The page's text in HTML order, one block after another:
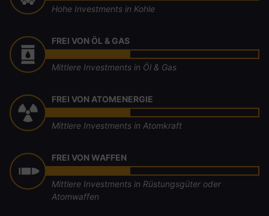
Hohe Investments in Kohle
FREI VON ÖL & GAS
Mittlere Investments in Öl & Gas
FREI VON ATOMENERGIE
Mittlere Investments in Atomkraft
FREI VON WAFFEN
Mittlere Investments in Rüstungsgüter oder
Atomwaffen